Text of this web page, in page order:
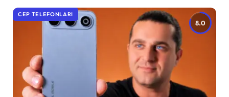
8.0
CEP TELEFONLARI